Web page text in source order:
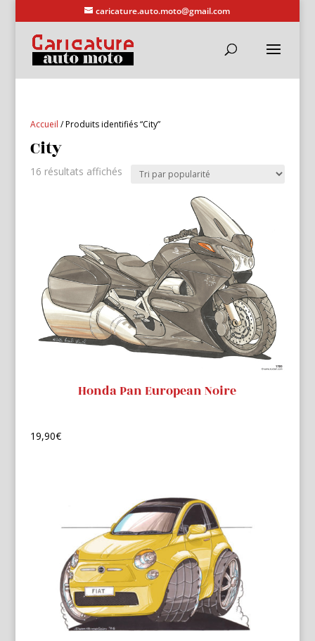
caricature.auto.moto@gmail.com
Accueil / Produits identifiés “City”
City
16 résultats affichésTrié
Honda Pan European Noire
19,90€